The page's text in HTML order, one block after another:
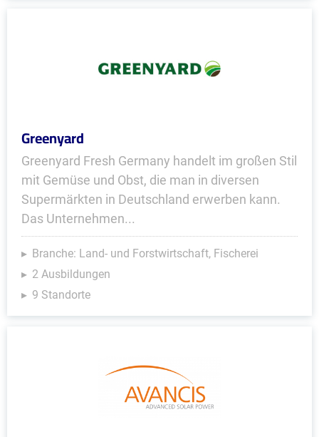
Greenyard
Greenyard Fresh Germany handelt im großen Stil
mit Gemüse und Obst, die man in diversen
Supermärkten in Deutschland erwerben kann.
Das Unternehmen...
Branche: Land- und Forstwirtschaft, Fischerei
2 Ausbildungen
9 Standorte